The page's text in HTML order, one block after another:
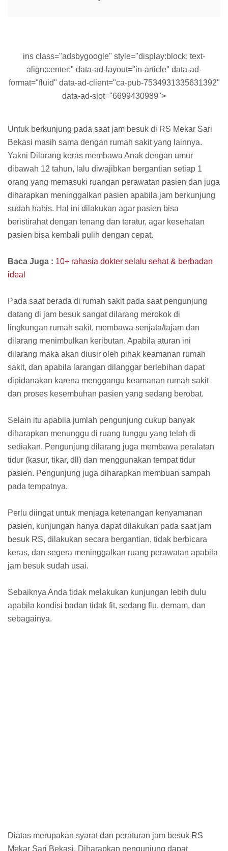
ins class="adsbygoogle" style="display:block; text-
align:center;" data-ad-layout="in-article" data-ad-
format="fluid" data-ad-client="ca-pub-7534931335631392"
data-ad-slot="6699430989">
Untuk berkunjung pada saat jam besuk di RS Mekar Sari
Bekasi masih sama dengan rumah sakit yang lainnya.
Yakni Dilarang keras membawa Anak dengan umur
dibawah 12 tahun, lalu diwajibkan bergantian setiap 1
orang yang memasuki ruangan perawatan pasien dan juga
diharapkan meninggalkan pasien apabila jam berkunjung
sudah habis. Hal ini dilakukan agar pasien bisa
beristirahat dengan tenang dan teratur, agar kesehatan
pasien bisa kembali pulih dengan cepat.
Baca Juga : 10+ rahasia dokter selalu sehat & berbadan
ideal
Pada saat berada di rumah sakit pada saat pengunjung
datang di jam besuk sangat dilarang merokok di
lingkungan rumah sakit, membawa senjata/tajam dan
dilarang menimbulkan keributan. Apabila aturan ini
dilarang maka akan diusir oleh pihak keamanan rumah
sakit, dan apabila larangan dilanggar berlebihan dapat
dipidanakan karena menggangu keamanan rumah sakit
dan proses kesembuhan pasien yang sedang berobat.
Selain itu apabila jumlah pengunjung cukup banyak
diharapkan menunggu di ruang tunggu yang telah di
sediakan. Pengunjung dilarang juga membawa peralatan
tidur (kasur, tikar, dll) dan menggunakan tempat tidur
pasien. Pengunjung juga diharapkan membuan sampah
pada tempatnya.
Perlu diingat untuk menjaga ketenangan kenyamanan
pasien, kunjungan hanya dapat dilakukan pada saat jam
besuk RS, dilakukan secara bergantian, tidak berbicara
keras, dan segera meninggalkan ruang perawatan apabila
jam besuk sudah usai.
Sebaiknya Anda tidak melakukan kunjungan lebih dulu
apabila kondisi badan tidak fit, sedang flu, demam, dan
sebagainya.
Diatas merupakan syarat dan peraturan jam besuk RS
Mekar Sari Bekasi. Diharapkan pengunjung dapat